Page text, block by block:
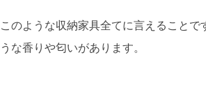
このような収納家具全てに言えることで
うな香りや匂いがあります。